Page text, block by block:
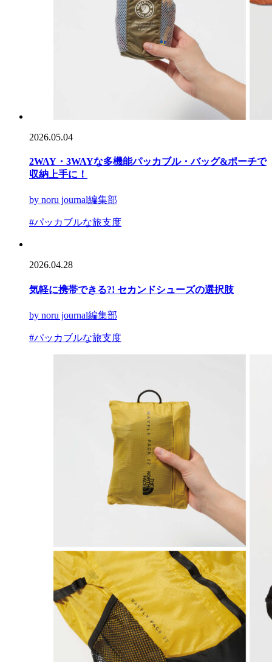
2026.05.04
2WAY・3WAYな多機能パッカブル・バッグ&ポーチで
収納上手に！
by noru journal編集部
#パッカブルな旅支度
2026.04.28
気軽に携帯できる?! セカンドシューズの選択肢
by noru journal編集部
#パッカブルな旅支度